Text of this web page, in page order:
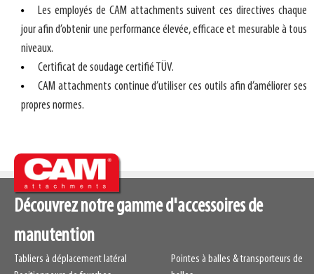
Les employés de CAM attachments suivent ces directives chaque
jour afin d’obtenir une performance élevée, efficace et mesurable à tous
niveaux.
Certificat de soudage certifié TÜV.
CAM attachments continue d’utiliser ces outils afin d’améliorer ses
propres normes.
Découvrez notre gamme d'accessoires de
manutention
Tabliers à déplacement latéral
Pointes à balles & transporteurs de